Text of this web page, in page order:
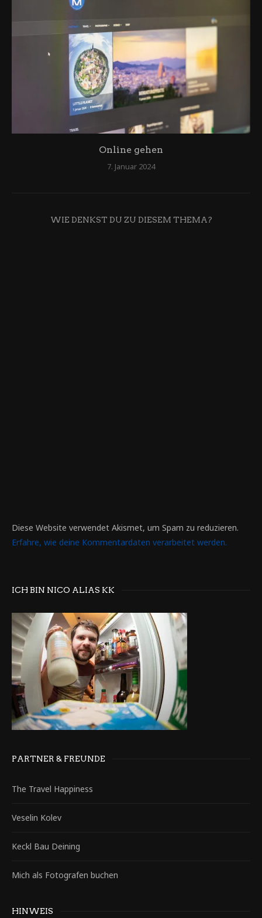
Online gehen
7. Januar 2024
WIE DENKST DU ZU DIESEM THEMA?
Diese Website verwendet Akismet, um Spam zu reduzieren.
Erfahre, wie deine Kommentardaten verarbeitet werden.
ICH BIN NICO ALIAS KK
PARTNER & FREUNDE
The Travel Happiness
Veselin Kolev
Keckl Bau Deining
Mich als Fotografen buchen
HINWEIS